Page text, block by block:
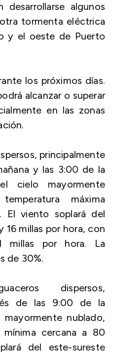
desarrollarse algunos
tormenta eléctrica
y el oeste de Puerto
los próximos días.
alcanzar o superar
en las zonas
principalmente
y las 3:00 de la
cielo mayormente
máxima
El viento soplará del
16 millas por hora, con
millas por hora. La
de 30%.
dispersos,
de las 9:00 de la
nublado,
cercana a 80
del este-sureste